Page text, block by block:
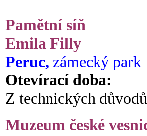
Pamětní síň
Emila Filly
Peruc, zámecký park
Otevírací doba:
Z technických
Muzeum české